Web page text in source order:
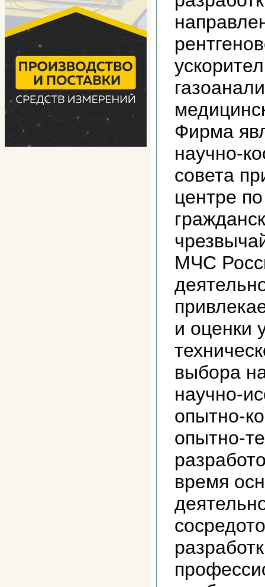
Фирма
научно-
совета
центре
МЧС
и оценки
выбора
научно-
опытно-
опытно-
время